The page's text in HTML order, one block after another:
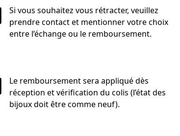
Si vous souhaitez vous rétracter, veuillez
prendre contact et mentionner votre choix
entre l’échange ou le remboursement.
Le remboursement sera appliqué dès
réception et vérification du colis (l’état des
bijoux doit être comme neuf).